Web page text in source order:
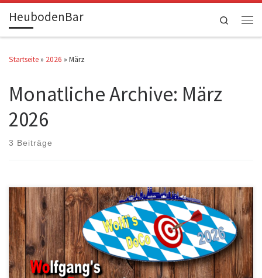
Zum Inhalt springen
HeubodenBar
Search
Startseite » 2026 » März
Monatliche Archive: März
2026
3 Beiträge
Nach dem Turnier wird hier die erspielte Reihenfolge veröffentlicht.
Name 1 Kan […]